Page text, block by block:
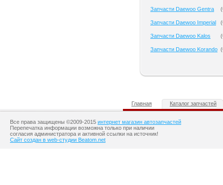
Запчасти Daewoo Gentra (
Запчасти Daewoo Imperial (
Запчасти Daewoo Kalos (
Запчасти Daewoo Korando (
Главная Каталог запчастей
Все права защищены ©2009-2015 интернет магазин автозапчастей
Перепечатка информации возможна только при наличии
согласия администратора и активной ссылки на источник!
Сайт создан в web-студии Beatom.net